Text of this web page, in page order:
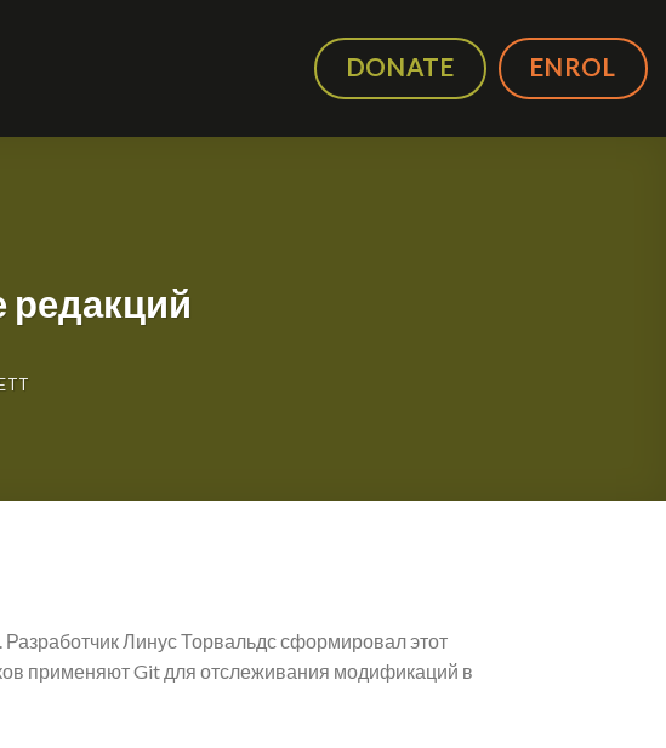
DONATE ENROL
редакций
Линус Торвальдс сформировал этот
применяют Git для отслеживания модификаций в